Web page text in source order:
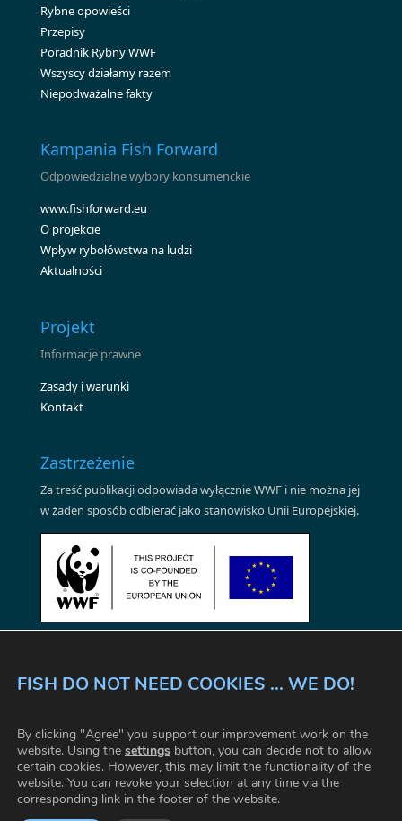
Rybne opowieści
Przepisy
Poradnik Rybny WWF
Wszyscy działamy razem
Niepodważalne fakty
Kampania Fish Forward
Odpowiedzialne wybory konsumenckie
www.fishforward.eu
O projekcie
Wpływ rybołówstwa na ludzi
Aktualności
Projekt
Informacje prawne
Zasady i warunki
Kontakt
Zastrzeżenie
Za treść publikacji odpowiada wyłącznie WWF i nie można jej
w żaden sposób odbierać jako stanowisko Unii Europejskiej.
WSZYSCY DZIAŁAMY RAZEM
NIEPODWAŻALNE FAKTY
ZASADY I WARUNKI
FAQ
KONTAKT USTAWIENIA CIASTECZKA
© 2026 WWF |www.wwf.pl
FISH DO NOT NEED COOKIES ... WE DO!
By clicking "Agree" you support our improvement work on the
website. Using the settings button, you can decide not to allow
certain cookies. However, this may limit the functionality of the
website. You can revoke your selection at any time via the
corresponding link in the footer of the website.